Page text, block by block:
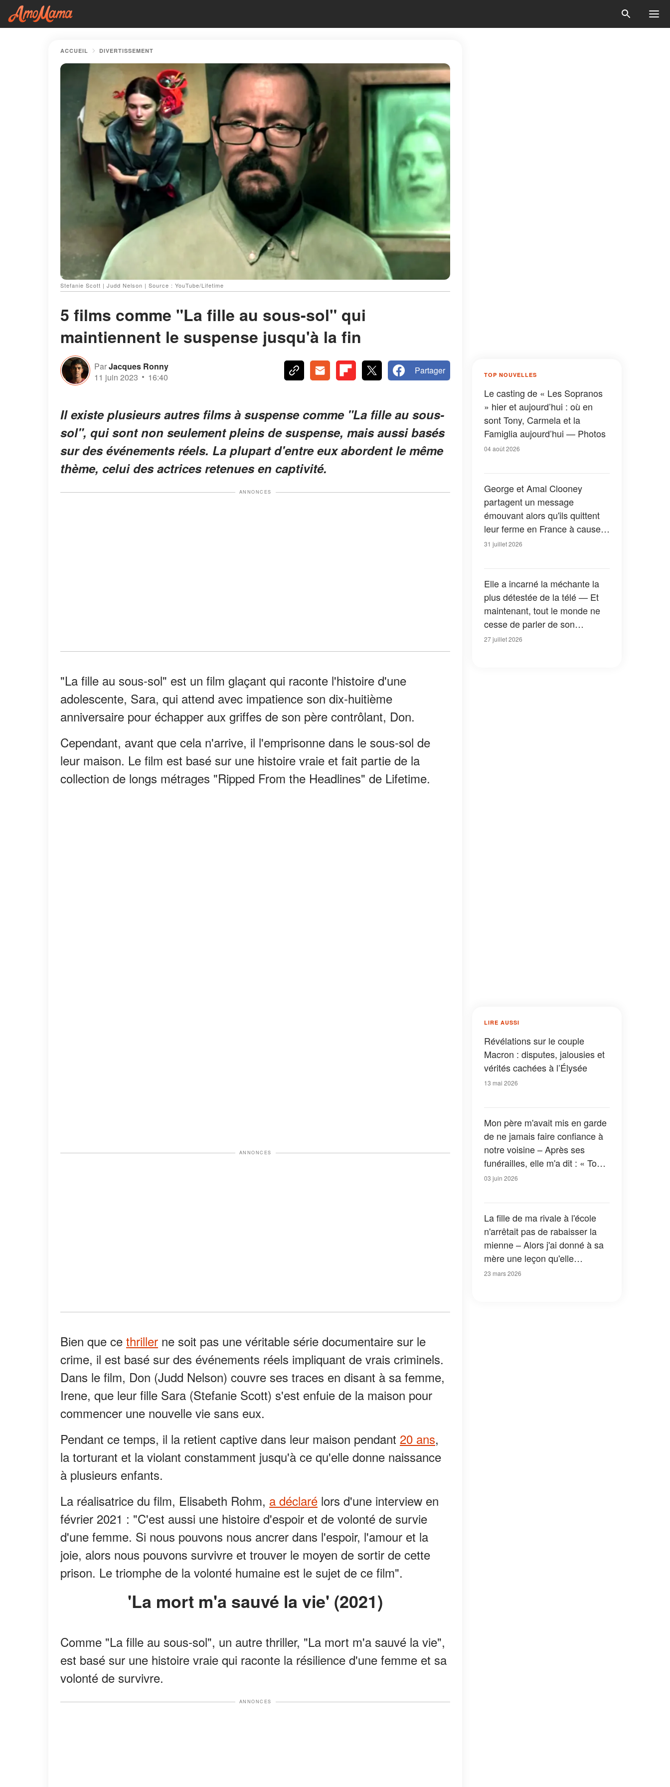
ACCUEIL DIVERTISSEMENT
Stefanie Scott | Judd Nelson | Source : YouTube/Lifetime
5 films comme "La fille au sous-sol" qui
maintiennent le suspense jusqu'à la fin
ParJacques Ronny
11 juin 2023
16:40
Partager
Il existe plusieurs autres films à suspense comme "La fille au sous-
sol", qui sont non seulement pleins de suspense, mais aussi basés
sur des événements réels. La plupart d'entre eux abordent le même
thème, celui des actrices retenues en captivité.
ANNONCES
"La fille au sous-sol" est un film glaçant qui raconte l'histoire d'une
adolescente, Sara, qui attend avec impatience son dix-huitième
anniversaire pour échapper aux griffes de son père contrôlant, Don.
Cependant, avant que cela n'arrive, il l'emprisonne dans le sous-sol de
leur maison. Le film est basé sur une histoire vraie et fait partie de la
collection de longs métrages "Ripped From the Headlines" de Lifetime.
ANNONCES
Bien que ce thriller ne soit pas une véritable série documentaire sur le
crime, il est basé sur des événements réels impliquant de vrais criminels.
Dans le film, Don (Judd Nelson) couvre ses traces en disant à sa femme,
Irene, que leur fille Sara (Stefanie Scott) s'est enfuie de la maison pour
commencer une nouvelle vie sans eux.
Pendant ce temps, il la retient captive dans leur maison pendant 20 ans,
la torturant et la violant constamment jusqu'à ce qu'elle donne naissance
à plusieurs enfants.
La réalisatrice du film, Elisabeth Rohm, a déclaré lors d'une interview en
février 2021 : "C'est aussi une histoire d'espoir et de volonté de survie
d'une femme. Si nous pouvons nous ancrer dans l'espoir, l'amour et la
joie, alors nous pouvons survivre et trouver le moyen de sortir de cette
prison. Le triomphe de la volonté humaine est le sujet de ce film".
'La mort m'a sauvé la vie' (2021)
Comme "La fille au sous-sol", un autre thriller, "La mort m'a sauvé la vie",
est basé sur une histoire vraie qui raconte la résilience d'une femme et sa
volonté de survivre.
ANNONCES
TOP NOUVELLES
Le casting de « Les Sopranos
» hier et aujourd’hui : où en
sont Tony, Carmela et la
Famiglia aujourd’hui — Photos
04 août 2026
George et Amal Clooney
partagent un message
émouvant alors qu'ils quittent
leur ferme en France à cause
des feux de forêt — Tous les
31 juillet 2026
Elle a incarné la méchante la
plus détestée de la télé — Et
maintenant, tout le monde ne
cesse de parler de son
apparition dans la nouvelle
27 juillet 2026
LIRE AUSSI
Révélations sur le couple
Macron : disputes, jalousies et
vérités cachées à l’Élysée
13 mai 2026
Mon père m'avait mis en garde
de ne jamais faire confiance à
notre voisine – Après ses
funérailles, elle m'a dit : « Ton
père ne m'aimait pas parce que
03 juin 2026
La fille de ma rivale à l'école
n'arrêtait pas de rabaisser la
mienne – Alors j'ai donné à sa
mère une leçon qu'elle
n'oubliera jamais
23 mars 2026